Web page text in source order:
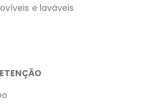
e laváveis